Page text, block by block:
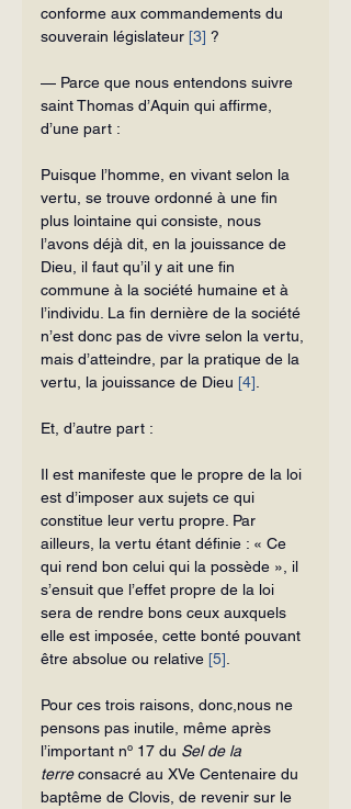
conforme aux commandements du
souverain législateur [3] ?
— Parce que nous entendons suivre
saint Thomas d’Aquin qui affirme,
d’une part :
Puisque l’homme, en vivant selon la
vertu, se trouve ordonné à une fin
plus lointaine qui consiste, nous
l’avons déjà dit, en la jouissance de
Dieu, il faut qu’il y ait une fin
commune à la société humaine et à
l’individu. La fin dernière de la société
n’est donc pas de vivre selon la vertu,
mais d’atteindre, par la pratique de la
vertu, la jouissance de Dieu [4]
Et, d’autre part :
Il est manifeste que le propre de la loi
est d’imposer aux sujets ce qui
constitue leur vertu propre. Par
ailleurs, la vertu étant définie : « Ce
qui rend bon celui qui la possède », il
s’ensuit que l’effet propre de la loi
sera de rendre bons ceux auxquels
elle est imposée, cette bonté pouvant
être absolue ou relative [5]
Pour ces trois raisons, donc,nous ne
pensons pas inutile, même après
l’important nº 17 du Sel de la
terre consacré au XVe Centenaire du
baptême de Clovis, de revenir sur le